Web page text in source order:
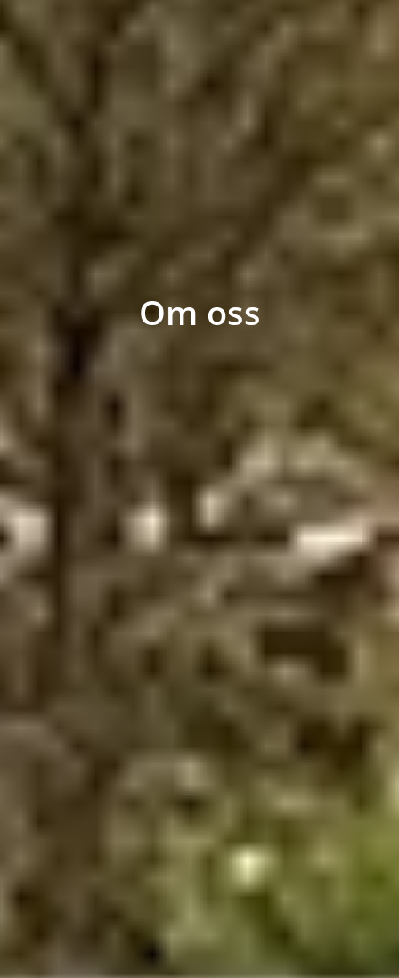
Om oss